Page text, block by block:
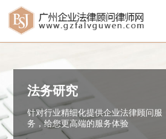
法务研究
针对行业精细化提供企业法律顾问服
务，给您更高端的服务体验